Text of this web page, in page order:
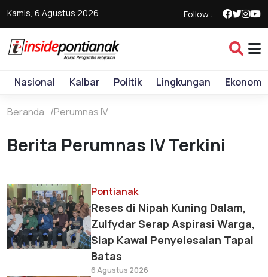
Kamis, 6 Agustus 2026 Follow :
Nasional Kalbar Politik Lingkungan Ekonomi
Beranda Perumnas IV
Berita Perumnas IV Terkini
Pontianak
Reses di Nipah Kuning Dalam,
Zulfydar Serap Aspirasi Warga,
Siap Kawal Penyelesaian Tapal
Batas
6 Agustus 2026